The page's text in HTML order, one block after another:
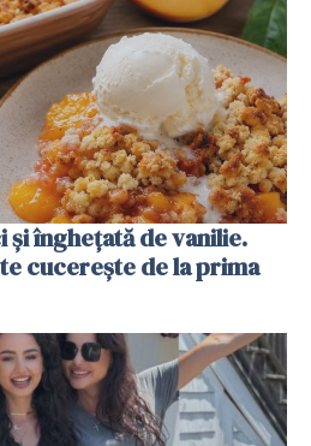
înghețată de vanilie.
cucerește de la prima